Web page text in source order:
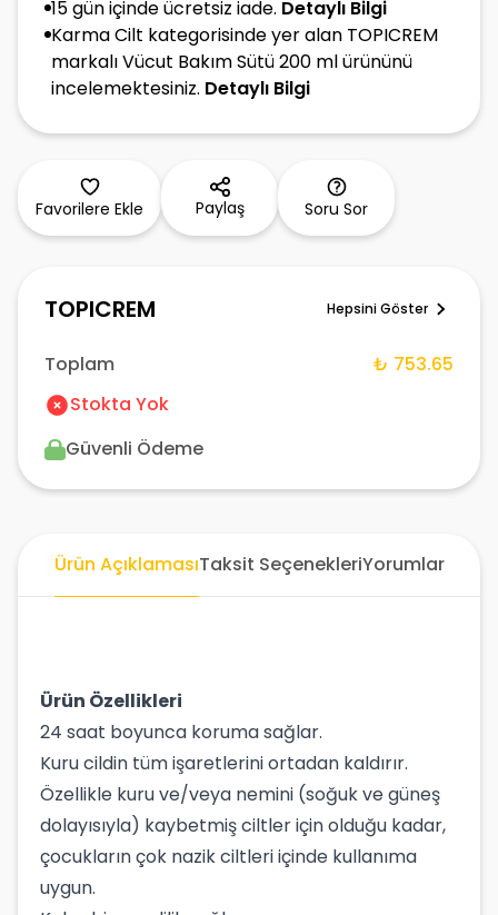
15 gün içinde ücretsiz iade. Detaylı Bilgi
Karma Cilt kategorisinde yer alan TOPICREM
markalı Vücut Bakım Sütü 200 ml ürününü
incelemektesiniz. Detaylı Bilgi
Favorilere Ekle Paylaş Soru Sor
TOPICREM Hepsini Göster
Toplam
₺ 753.65
Stokta Yok
Güvenli Ödeme
Ürün AçıklamasıTaksit SeçenekleriYorumlar
Ürün Özellikleri
24 saat boyunca koruma sağlar.
Kuru cildin tüm işaretlerini ortadan kaldırır.
Özellikle kuru ve/veya nemini (soğuk ve güneş
dolayısıyla) kaybetmiş ciltler için olduğu kadar,
çocukların çok nazik ciltleri içinde kullanıma
uygun.